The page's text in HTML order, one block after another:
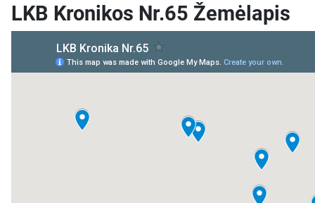
LKB Kronikos Nr.65 Žemėlapis